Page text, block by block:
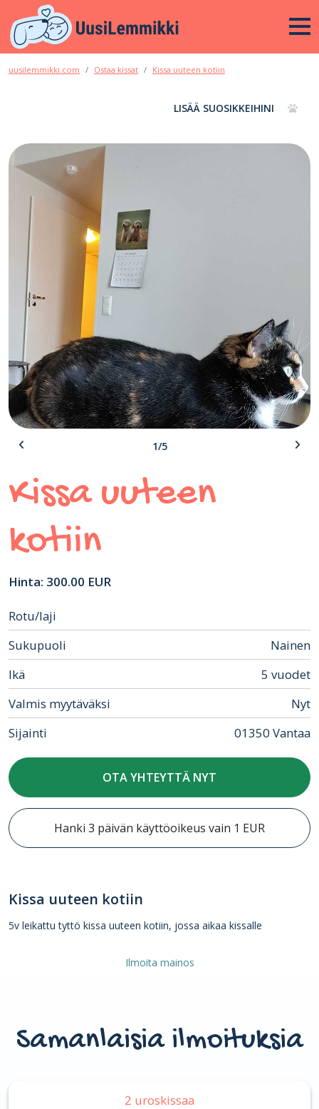
uusilemmikki.com Ostaa kissat Kissa uuteen kotiin
LISÄÄ SUOSIKKEIHINI
1/5
Kissa uuteen
kotiin
Hinta: 300.00 EUR
Rotu/laji
Sukupuoli
Nainen
Ikä
5 vuodet
Valmis myytäväksi
Nyt
Sijainti
01350 Vantaa
OTA YHTEYTTÄ NYT
Hanki 3 päivän käyttöoikeus vain 1 EUR
Kissa uuteen kotiin
5v leikattu tyttö kissa uuteen kotiin, jossa aikaa kissalle
Ilmoita mainos
Samanlaisia ilmoituksia
2 uroskissaa